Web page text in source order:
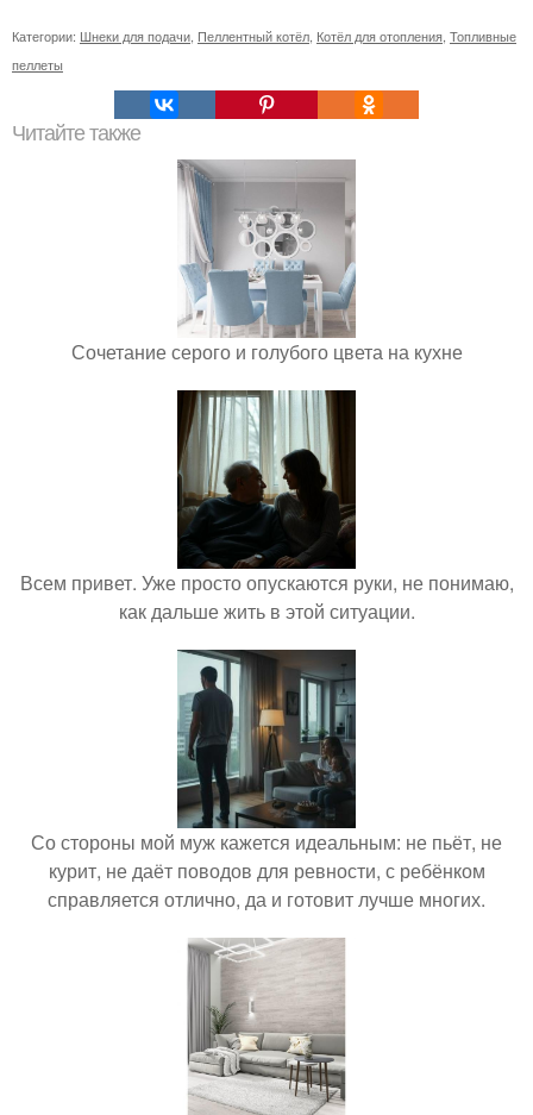
Категории: Шнеки для подачи Пеллентный котёл Котёл для отопления Топливные
пеллеты
Читайте также
Сочетание серого и голубого цвета на кухне
Всем привет. Уже просто опускаются руки, не понимаю,
как дальше жить в этой ситуации.
Со стороны мой муж кажется идеальным: не пьёт, не
курит, не даёт поводов для ревности, с ребёнком
справляется отлично, да и готовит лучше многих.